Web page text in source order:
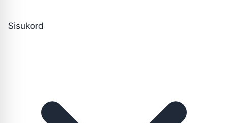
Sisukord